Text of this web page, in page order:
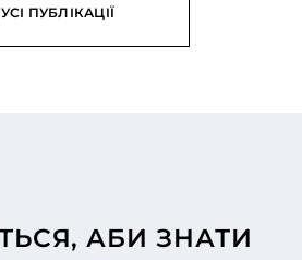
УСІ ПУБЛІКАЦІЇ
АБИ ЗНАТИ